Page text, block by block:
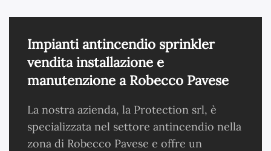
Impianti antincendio sprinkler
vendita installazione e
manutenzione a Robecco Pavese
La nostra azienda, la Protection srl, è
specializzata nel settore antincendio nella
zona di Robecco Pavese e offre un